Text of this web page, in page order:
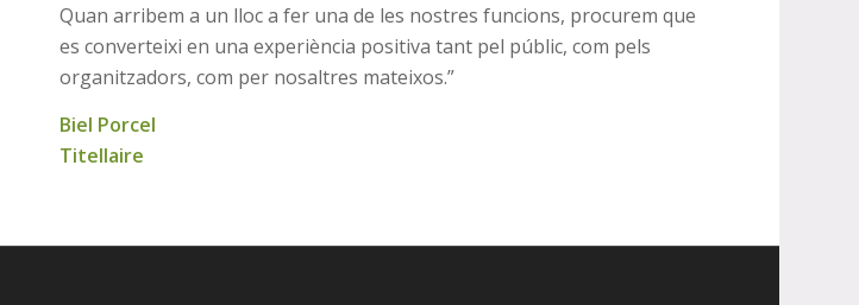
Quan arribem a un lloc a fer una de les nostres funcions, procurem que
es converteixi en una experiència positiva tant pel públic, com pels
organitzadors, com per nosaltres mateixos.”
Biel Porcel
Titellaire